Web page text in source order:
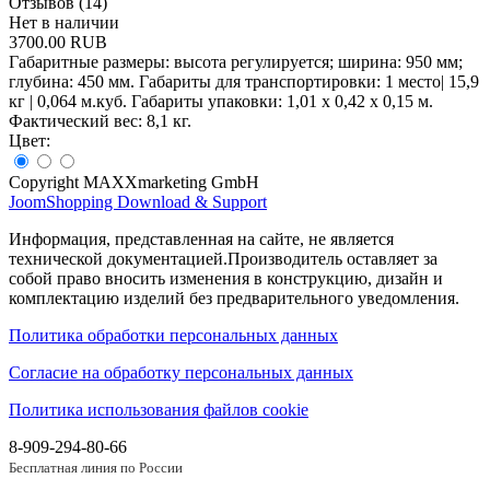
Нет в наличии
3700.00 RUB
Габаритные размеры: высота регулируется; ширина: 950 мм;
глубина: 450 мм. Габариты для транспортировки: 1 место| 15,9
кг | 0,064 м.куб. Габариты упаковки: 1,01 x 0,42 x 0,15 м.
Фактический вес: 8,1 кг.
Цвет:
Copyright MAXXmarketing GmbH
JoomShopping Download & Support
Информация, представленная на сайте, не является
технической документацией.Производитель оставляет за
собой право вносить изменения в конструкцию, дизайн и
комплектацию изделий без предварительного уведомления.
Политика обработки персональных данных
Согласие на обработку персональных данных
Политика использования файлов cookie
8-909-294-80-66
Бесплатная линия по России